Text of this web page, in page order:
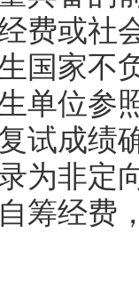
费或社
国家不
位参照
试成绩
为非定
筹经费